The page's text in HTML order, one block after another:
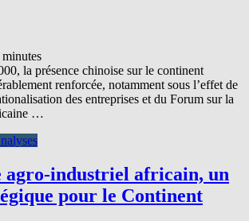
minutes
la présence chinoise sur le continent
renforcée, notamment sous l’effet de
des entreprises et du Forum sur la
…
agro-industriel africain, un
pour le Continent